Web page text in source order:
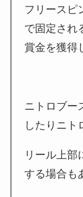
フリースピ
で固定され
賞金を獲得
ニトロブー
したりニト
リール上部
する場合も